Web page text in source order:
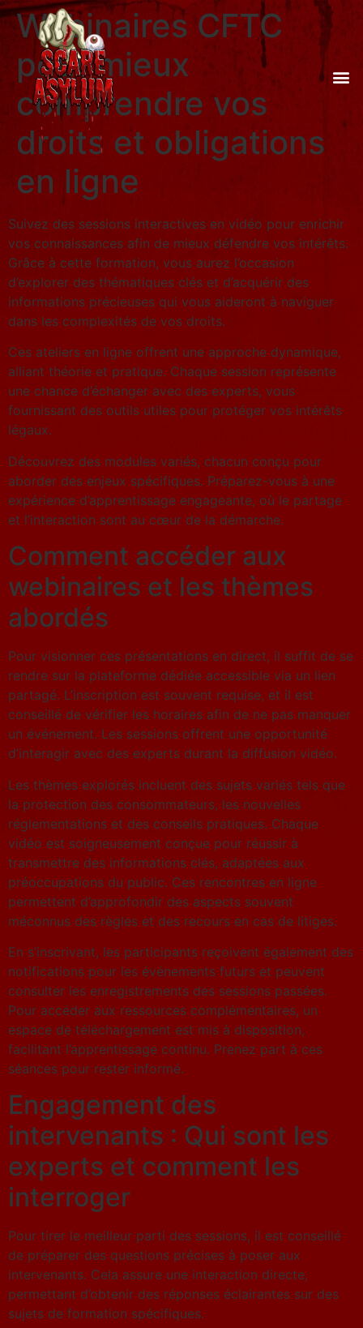
Webinaires CFTC
pour mieux
comprendre vos
droits et obligations
en ligne
Suivez des sessions interactives en vidéo pour enrichir
vos connaissances afin de mieux défendre vos intérêts.
Grâce à cette formation, vous aurez l’occasion
d’explorer des thématiques clés et d’acquérir des
informations précieuses qui vous aideront à naviguer
dans les complexités de vos droits.
Ces ateliers en ligne offrent une approche dynamique,
alliant théorie et pratique. Chaque session représente
une chance d’échanger avec des experts, vous
fournissant des outils utiles pour protéger vos intérêts
légaux.
Découvrez des modules variés, chacun conçu pour
aborder des enjeux spécifiques. Préparez-vous à une
expérience d’apprentissage engageante, où le partage
et l’interaction sont au cœur de la démarche.
Comment accéder aux
webinaires et les thèmes
abordés
Pour visionner ces présentations en direct, il suffit de se
rendre sur la plateforme dédiée accessible via un lien
partagé. L’inscription est souvent requise, et il est
conseillé de vérifier les horaires afin de ne pas manquer
un événement. Les sessions offrent une opportunité
d’interagir avec des experts durant la diffusion vidéo.
Les thèmes explorés incluent des sujets variés tels que
la protection des consommateurs, les nouvelles
réglementations et des conseils pratiques. Chaque
vidéo est soigneusement conçue pour réussir à
transmettre des informations clés, adaptées aux
préoccupations du public. Ces rencontres en ligne
permettent d’approfondir des aspects souvent
méconnus des règles et des recours en cas de litiges.
En s’inscrivant, les participants reçoivent également des
notifications pour les événements futurs et peuvent
consulter les enregistrements des sessions passées.
Pour accéder aux ressources complémentaires, un
espace de téléchargement est mis à disposition,
facilitant l’apprentissage continu. Prenez part à ces
séances pour rester informé.
Engagement des
intervenants : Qui sont les
experts et comment les
interroger
Pour tirer le meilleur parti des sessions, il est conseillé
de préparer des questions précises à poser aux
intervenants. Cela assure une interaction directe,
permettant d’obtenir des réponses éclairantes sur des
sujets de formation spécifiques.